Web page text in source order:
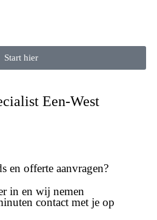
Start hier
Een-West
en offerte aanvragen?
in en wij nemen
contact met je op